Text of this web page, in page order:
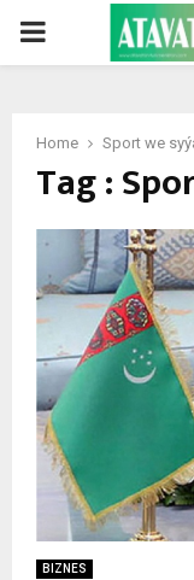
PRIMARY
Home Sport we
Tag :
BIZNES